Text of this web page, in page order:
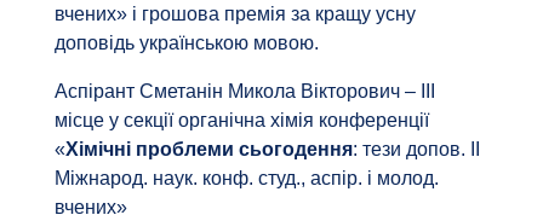
вчених» і грошова премія за кращу усну
доповідь українською мовою.
Аспірант Сметанін Микола Вікторович – ІІІ
місце у секції органічна хімія конференції
«Хімічні проблеми сьогодення: тези допов. ІІ
Міжнарод. наук. конф. студ., аспір. і молод.
вчених»